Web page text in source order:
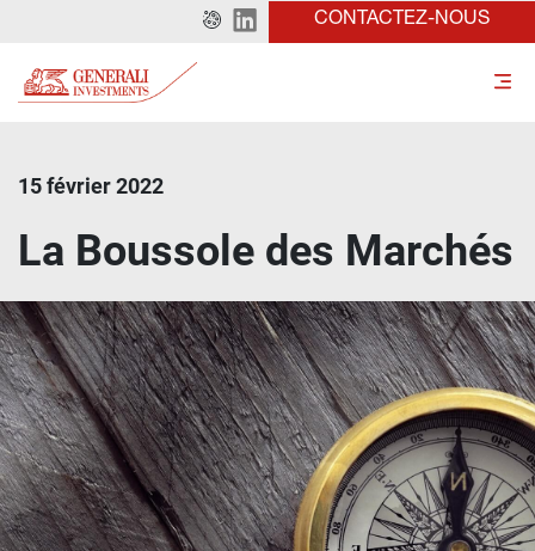
CONTACTEZ-NOUS
15 février 2022
La Boussole des Marchés